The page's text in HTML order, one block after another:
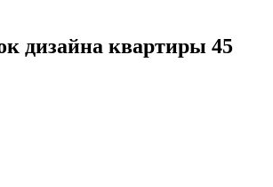
дизайна квартиры 45